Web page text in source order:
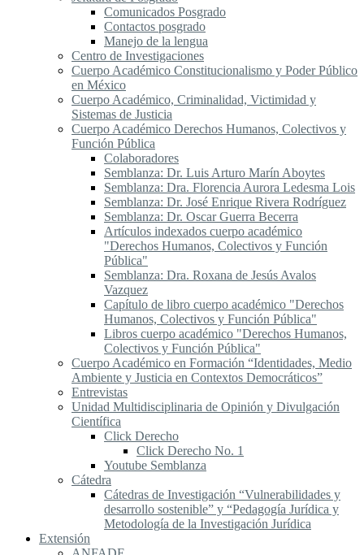
Comunicados Posgrado
Contactos posgrado
Manejo de la lengua
Centro de Investigaciones
Cuerpo Académico Constitucionalismo y Poder Público
en México
Cuerpo Académico, Criminalidad, Victimidad y
Sistemas de Justicia
Cuerpo Académico Derechos Humanos, Colectivos y
Función Pública
Colaboradores
Semblanza: Dr. Luis Arturo Marín Aboytes
Semblanza: Dra. Florencia Aurora Ledesma Lois
Semblanza: Dr. José Enrique Rivera Rodríguez
Semblanza: Dr. Oscar Guerra Becerra
Artículos indexados cuerpo académico
"Derechos Humanos, Colectivos y Función
Pública"
Semblanza: Dra. Roxana de Jesús Avalos
Vazquez
Capítulo de libro cuerpo académico "Derechos
Humanos, Colectivos y Función Pública"
Libros cuerpo académico "Derechos Humanos,
Colectivos y Función Pública"
Cuerpo Académico en Formación “Identidades, Medio
Ambiente y Justicia en Contextos Democráticos”
Entrevistas
Unidad Multidisciplinaria de Opinión y Divulgación
Científica
Click Derecho
Click Derecho No. 1
Youtube Semblanza
Cátedra
Cátedras de Investigación “Vulnerabilidades y
desarrollo sostenible” y “Pedagogía Jurídica y
Metodología de la Investigación Jurídica
Extensión